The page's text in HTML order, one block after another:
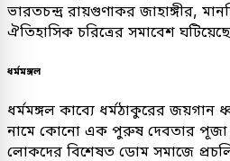
ভারতচন্দ্র রায়গুণাকর জাহাঙ্গীর,
ঐতিহাসিক চরিত্রের সমাবেশ
ধর্মমঙ্গল
ধর্মমঙ্গল কাব্যে ধর্মঠাকুরের জয়গান
নামে কোনো এক পুরুষ দেবতার পূজা
লোকদের বিশেষত ডোম সমাজে